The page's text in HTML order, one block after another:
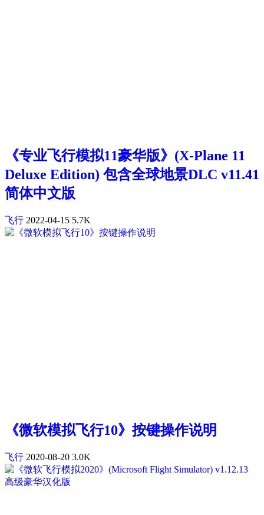
《专业飞行模拟11豪华版》(X-Plane 11
Deluxe Edition) 包含全球地景DLC v11.41
简体中文版
飞行 2022-04-15 5.7K
《微软模拟飞行10》按键操作说明
飞行 2020-08-20 3.0K